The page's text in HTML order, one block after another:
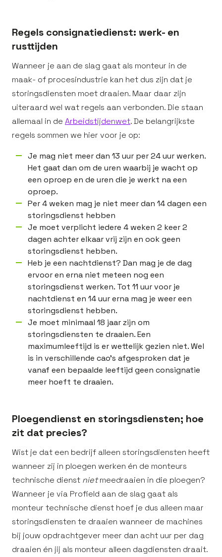
Regels consignatiedienst: werk- en
rusttijden
Wanneer je aan de slag gaat als monteur in de
maak- of procesindustrie kan het dus zijn dat je
storingsdiensten moet draaien. Maar daar zijn
uiteraard wel wat regels aan verbonden. Die staan
allemaal in de Arbeidstijdenwet. De belangrijkste
regels sommen we hier voor je op:
Je mag niet meer dan 13 uur per 24 uur werken.
Het gaat dan om de uren waarbij je wacht op
een oproep en de uren die je werkt na een
oproep.
Per 4 weken mag je niet meer dan 14 dagen een
storingsdienst hebben
Je moet verplicht iedere 4 weken 2 keer 2
dagen achter elkaar vrij zijn en ook geen
storingsdienst hebben.
Heb je een nachtdienst? Dan mag je de dag
ervoor en erna niet meteen nog een
storingsdienst werken. Tot 11 uur voor je
nachtdienst en 14 uur erna mag je weer een
storingsdienst hebben.
Je moet minimaal 18 jaar zijn om
storingsdiensten te draaien. Een
maximumleeftijd is er wettelijk gezien niet. Wel
is in verschillende cao’s afgesproken dat je
vanaf een bepaalde leeftijd geen consignatie
meer hoeft te draaien.
Ploegendienst en storingsdiensten; hoe
zit dat precies?
Wist je dat een bedrijf alleen storingsdiensten heeft
wanneer zij in ploegen werken én de monteurs
technische dienst nietmeedraaien in die ploegen?
Wanneer je via Profield aan de slag gaat als
monteur technische dienst hoef je dus alleen maar
storingsdiensten te draaien wanneer de machines
bij jouw opdrachtgever meer dan acht uur per dag
draaien én jij als monteur alleen dagdiensten draait.